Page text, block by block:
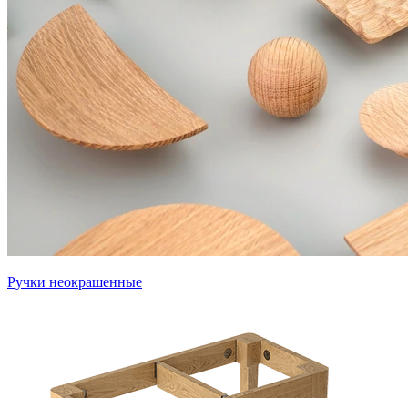
Ручки неокрашенные